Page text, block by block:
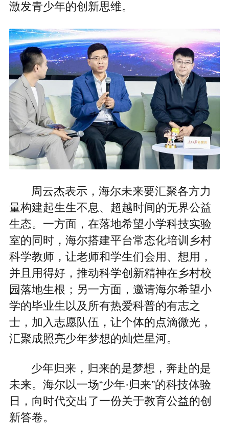
激发青少年的创新思维。
周云杰表示，海尔未来要汇聚各方力
量构建起生生不息、超越时间的无界公益
生态。一方面，在落地希望小学科技实验
室的同时，海尔搭建平台常态化培训乡村
科学教师，让老师和学生们会用、想用，
并且用得好，推动科学创新精神在乡村校
园落地生根；另一方面，邀请海尔希望小
学的毕业生以及所有热爱科普的有志之
士，加入志愿队伍，让个体的点滴微光，
汇聚成照亮少年梦想的灿烂星河。
少年归来，归来的是梦想，奔赴的是
未来。海尔以一场“少年·归来”的科技体验
日，向时代交出了一份关于教育公益的创
新答卷。